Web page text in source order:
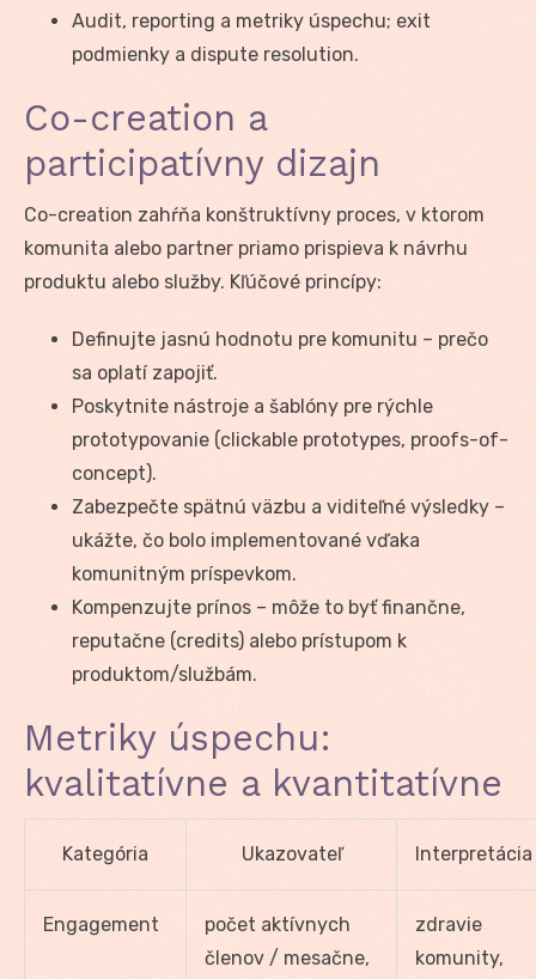
Audit, reporting a metriky úspechu; exit
podmienky a dispute resolution.
Co-creation a
participatívny dizajn
Co-creation zahŕňa konštruktívny proces, v ktorom
komunita alebo partner priamo prispieva k návrhu
produktu alebo služby. Kľúčové princípy:
Definujte jasnú hodnotu pre komunitu – prečo
sa oplatí zapojiť.
Poskytnite nástroje a šablóny pre rýchle
prototypovanie (clickable prototypes, proofs-of-
concept).
Zabezpečte spätnú väzbu a viditeľné výsledky –
ukážte, čo bolo implementované vďaka
komunitným príspevkom.
Kompenzujte prínos – môže to byť finančne,
reputačne (credits) alebo prístupom k
produktom/službám.
Metriky úspechu:
kvalitatívne a kvantitatívne
Kategória Ukazovateľ Interpretácia
Engagement
počet aktívnych
členov / mesačne,
zdravie
komunity,